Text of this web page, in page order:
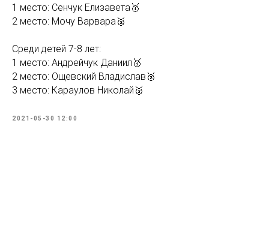
1 место: Сенчук Елизавета🥇
2 место: Мочу Варвара🥈
Среди детей 7-8 лет:
1 место: Андрейчук Даниил🥇
2 место: Ощевский Владислав🥈
3 место: Караулов Николай🥉
2021-05-30 12:00